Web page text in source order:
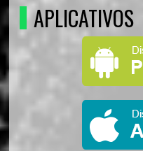
APLICATIVOS